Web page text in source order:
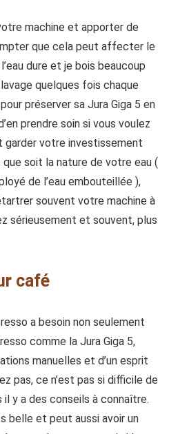
machine et apporter de
que cela peut affecter le
dure et je bois beaucoup
quelques fois chaque
préserver sa Jura Giga 5 en
prendre soin si vous voulez
garder votre investissement
soit la nature de votre eau (
de l’eau embouteillée ),
souvent votre machine à
sérieusement et souvent, plus
café
a besoin non seulement
comme la Jura Giga 5,
manuelles et d’un esprit
pas, ce n’est pas si difficile de
il y a des conseils à connaître.
belle et peut aussi avoir un